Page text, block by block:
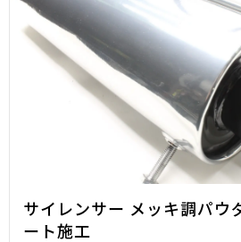
サイレンサー メッキ調パウ
ート施工